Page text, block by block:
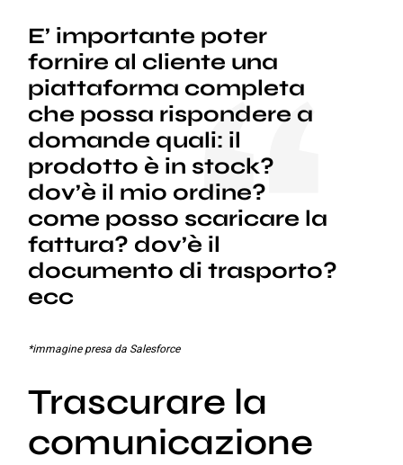
E’ importante poter
fornire al cliente una
piattaforma completa
che possa rispondere a
domande quali: il
prodotto è in stock?
dov’è il mio ordine?
come posso scaricare la
fattura? dov’è il
documento di trasporto?
ecc
*immagine presa da Salesforce
Trascurare la
comunicazione